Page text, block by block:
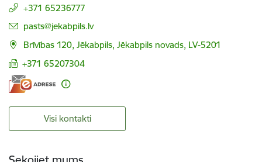
+371 65236777
E-pasts:
pasts@jekabpils.lv
Brīvības 120, Jēkabpils, Jēkabpils novads, LV-5201
+371 65207304
Visi kontakti